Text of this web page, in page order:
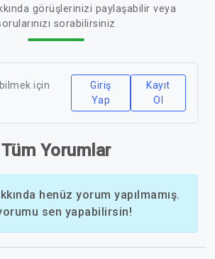
görüşlerinizi paylaşabilir veya
sorabilirsiniz
için
Giriş
Yap
Kayıt
Ol
Tüm Yorumlar
henüz yorum yapılmamış.
sen yapabilirsin!